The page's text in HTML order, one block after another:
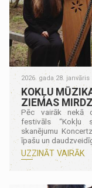
2026. gada 28. janvāris
KOKĻU
ZIEMAS
Pēc vairāk nekā
festivāls “Kokļu
skanējumu
īpašu un
UZZINĀT VAIRĀK